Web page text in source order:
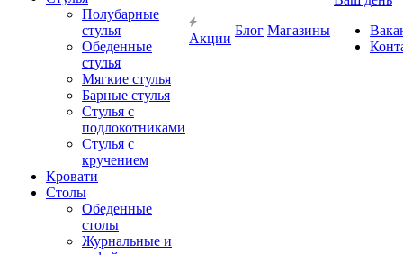
Полубарные
стулья
Обеденные
стулья
Мягкие стулья
Барные стулья
Стулья с
подлокотниками
Стулья с
кручением
Кровати
Столы
Обеденные
столы
Журнальные и
Акции
Блог Магазины